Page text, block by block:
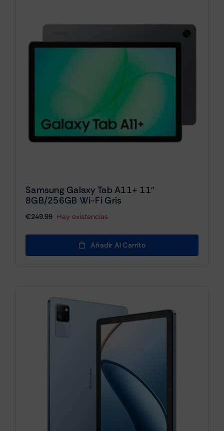
Samsung Galaxy Tab A11+ 11″
8GB/256GB Wi-Fi Gris
€249.99 Hay existencias
Añadir Al Carrito